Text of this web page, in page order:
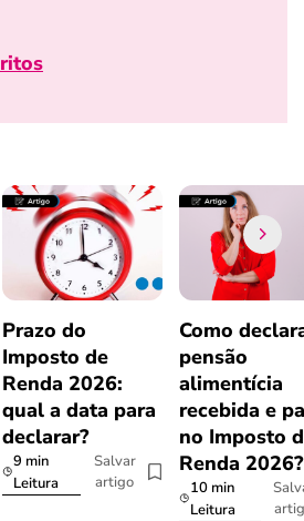
Prazo do
Imposto de
Renda 2026:
qual a data para
declarar?
9 min
Leitura
Salvar
artigo
Como
pensão
alimentícia
recebida e
no Imposto
Renda
10 min
Leitura